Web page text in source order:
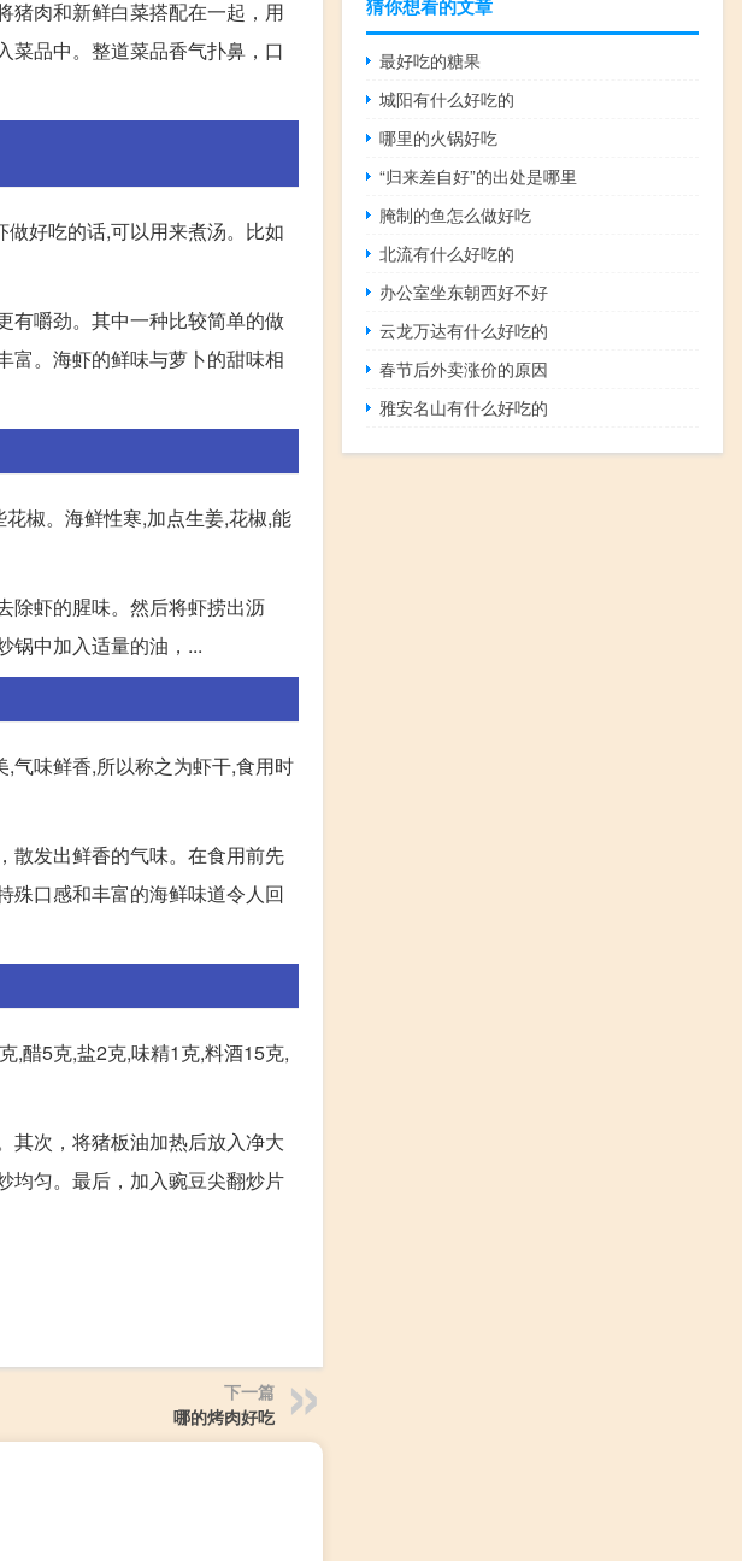
猪肉和新鲜白菜搭配在一起，用
菜品中。整道菜品香气扑鼻，口
好吃的话,可以用来煮汤。比如
有嚼劲。其中一种比较简单的做
富。海虾的鲜味与萝卜的甜味相
椒。海鲜性寒,加点生姜,花椒,能
除虾的腥味。然后将虾捞出沥
锅中加入适量的油，...
气味鲜香,所以称之为虾干,食用时
散发出鲜香的气味。在食用前先
殊口感和丰富的海鲜味道令人回
,醋5克,盐2克,味精1克,料酒15克,
其次，将猪板油加热后放入净大
均匀。最后，加入豌豆尖翻炒片
下一篇
哪的烤肉好吃
猜你想看的文章
最好吃的糖果
城阳有什么好吃的
哪里的火锅好吃
“归来差自好”的出处是哪里
腌制的鱼怎么做好吃
北流有什么好吃的
办公室坐东朝西好不好
云龙万达有什么好吃的
春节后外卖涨价的原因
雅安名山有什么好吃的